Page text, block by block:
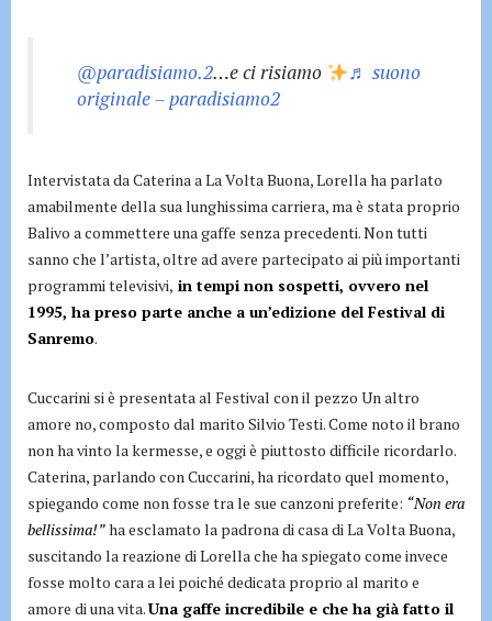
@paradisiamo.2…e ci risiamo
♬ suono
originale – paradisiamo2
Intervistata da Caterina a La Volta Buona, Lorella ha parlato
amabilmente della sua lunghissima carriera, ma è stata proprio
Balivo a commettere una gaffe senza precedenti. Non tutti
sanno che l’artista, oltre ad avere partecipato ai più importanti
programmi televisivi, in tempi non sospetti, ovvero nel
1995, ha preso parte anche a un’edizione del Festival di
Sanremo.
Cuccarini si è presentata al Festival con il pezzo Un altro
amore no, composto dal marito Silvio Testi. Come noto il brano
non ha vinto la kermesse, e oggi è piuttosto difficile ricordarlo.
Caterina, parlando con Cuccarini, ha ricordato quel momento,
spiegando come non fosse tra le sue canzoni preferite: “Non era
bellissima!”ha esclamato la padrona di casa di La Volta Buona,
suscitando la reazione di Lorella che ha spiegato come invece
fosse molto cara a lei poiché dedicata proprio al marito e
amore di una vita.Una gaffe incredibile e che ha già fatto il